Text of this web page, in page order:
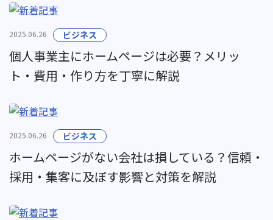
2025.06.26 ビジネス
個人事業主にホームページは必要？メリッ
ト・費用・作り方を丁寧に解説
2025.06.26 ビジネス
ホームページがない会社は損している？信頼・
採用・集客に及ぼす影響と対策を解説